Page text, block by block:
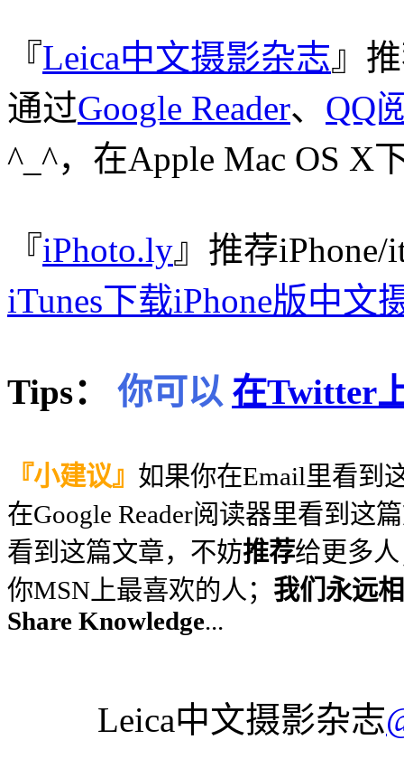
『Leica中文摄影杂志』
通过Google Reader、 QQ
^_^，在Apple Mac OS X
『iPhoto.ly』推荐iPhone/
iTunes下载iPhone版中文
Tips： 你可以 在Twitter
『小建议』 如果你在Email里看到
在Google Reader阅读器里看到这
看到这篇文章，不妨推荐给更多
你MSN上最喜欢的人； 我们永远
Share Knowledge...
Leica中文摄影杂志